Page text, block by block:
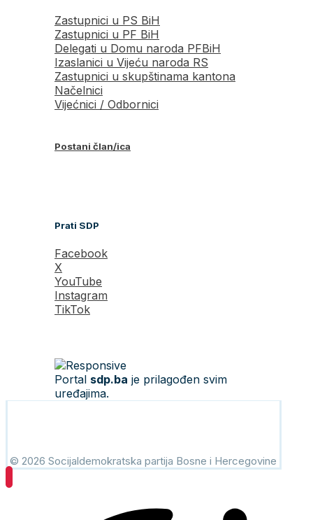
Zastupnici u PS BiH
Zastupnici u PF BiH
Delegati u Domu naroda PFBiH
Izaslanici u Vijeću naroda RS
Zastupnici u skupštinama kantona
Načelnici
Vijećnici / Odbornici
Postani član/ica
Prati SDP
Facebook
X
YouTube
Instagram
TikTok
Portal sdp.ba je prilagođen svim
uređajima.
© 2026 Socijaldemokratska partija Bosne i Hercegovine